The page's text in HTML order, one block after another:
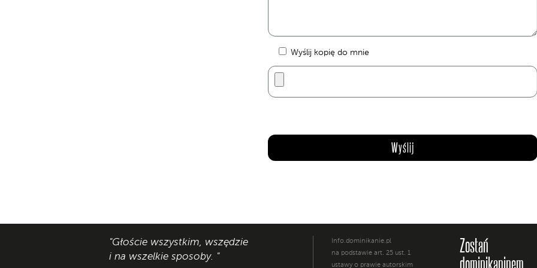
Wyślij kopię do mnie
"Głoście wszystkim, wszędzie
i na wszelkie sposoby. "
Info.dominikanie.pl
na podstawie art. 25 ust. 1
ustawy o prawie autorskim
Zostań
dominikaninem